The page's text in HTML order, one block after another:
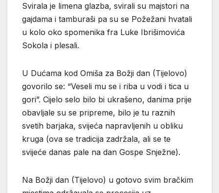
Svirala je limena glazba, svirali su majstori na
gajdama i tamburaši pa su se Požežani hvatali
u kolo oko spomenika fra Luke Ibrišimovića
Sokola i plesali.
U Dućama kod Omiša za Božji dan (Tijelovo)
govorilo se: “Veseli mu se i riba u vodi i tica u
gori”. Cijelo selo bilo bi ukrašeno, danima prije
obavljale su se pripreme, bilo je tu raznih
svetih barjaka, svijeća napravljenih u obliku
kruga (ova se tradicija zadržala, ali se te
svijeće danas pale na dan Gospe Snježne).
Na Božji dan (Tijelovo) u gotovo svim bračkim